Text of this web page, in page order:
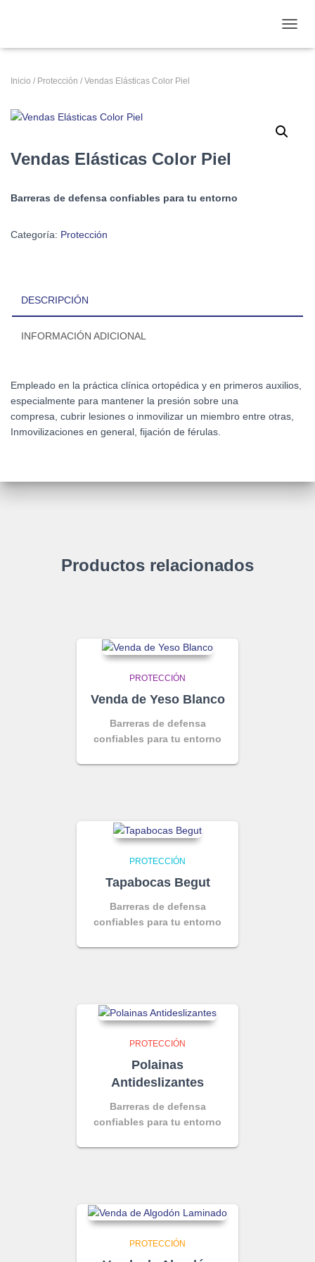
Inicio / Protección / Vendas Elásticas Color Piel
Vendas Elásticas Color Piel
Barreras de defensa confiables para tu entorno
Categoría: Protección
DESCRIPCIÓN
INFORMACIÓN ADICIONAL
Empleado en la práctica clínica ortopédica y en primeros auxilios,
especialmente para mantener la presión sobre una
compresa, cubrir lesiones o inmovilizar un miembro entre otras,
Inmovilizaciones en general, fijación de férulas.
Productos relacionados
PROTECCIÓN
Venda de Yeso Blanco
Barreras de defensa
confiables para tu entorno
PROTECCIÓN
Tapabocas Begut
Barreras de defensa
confiables para tu entorno
PROTECCIÓN
Polainas
Antideslizantes
Barreras de defensa
confiables para tu entorno
PROTECCIÓN